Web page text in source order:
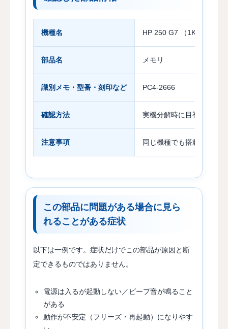
機種名 HP 250 G7 （1K4B4AV）
部品名 メモリ
識別メモ・型番・刻印など PC4-2666
確認方法 実機分解時に目視確認
注意事項 同じ機種でも搭載部品が
この部品に問題がある場合に見ら
れることがある症状
以下は一例です。症状だけでこの部品が原因と断
定できるものではありません。
電源は入るが起動しない／ビープ音が鳴ること
がある
動作が不安定（フリーズ・再起動）になりやす